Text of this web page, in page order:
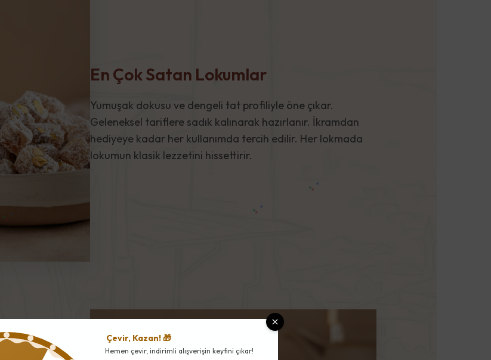
En Çok Satan Lokumlar
Yumuşak dokusu ve dengeli tat profiliyle öne çıkar.
Geleneksel tariflere sadık kalınarak hazırlanır. İkramdan
hediyeye kadar her kullanımda tercih edilir. Her lokmada
lokumun klasik lezzetini hissettirir.
Çevir, Kazan! 🎁
Hemen çevir, indirimli alışverişin keyfini çıkar!